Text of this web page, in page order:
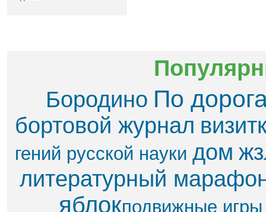
Бородино По
бортовой журнал
гений русской науки дом
литературный
яблок​подвижные игры